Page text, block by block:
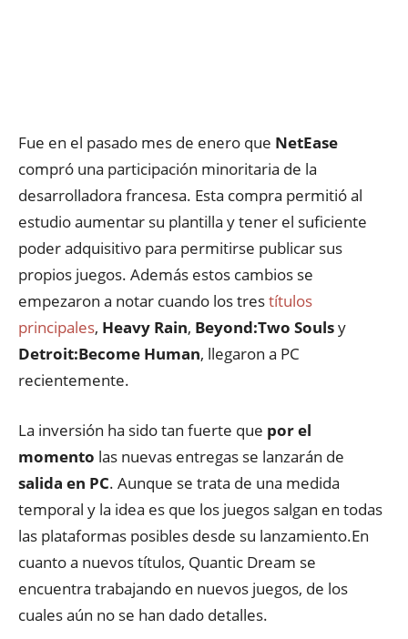
Fue en el pasado mes de enero que NetEase
compró una participación minoritaria de la
desarrolladora francesa. Esta compra permitió al
estudio aumentar su plantilla y tener el suficiente
poder adquisitivo para permitirse publicar sus
propios juegos. Además estos cambios se
empezaron a notar cuando los trestítulos
principales, Heavy Rain, Beyond:Two Soulsy
Detroit:Become Human, llegaron a PC
recientemente.
La inversión ha sido tan fuerte que por el
momento las nuevas entregas se lanzarán de
salida en PC. Aunque se trata de una medida
temporal y la idea es que los juegos salgan en todas
las plataformas posibles desde su lanzamiento.En
cuanto a nuevos títulos, Quantic Dream se
encuentra trabajando en nuevos juegos, de los
cuales aún no se han dado detalles.